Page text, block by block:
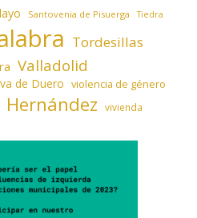
Santovenia de Pisuerga Tiedra
Tordesillas
Valladolid
de Duero violencia de género
vivienda